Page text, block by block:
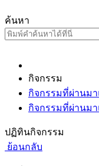
ค้นหา
กิจกรรม
กิจกรรมที่ผ่านม
กิจกรรมที่ผ่านม
ปฏิทินกิจกรรม
ย้อนกลับ